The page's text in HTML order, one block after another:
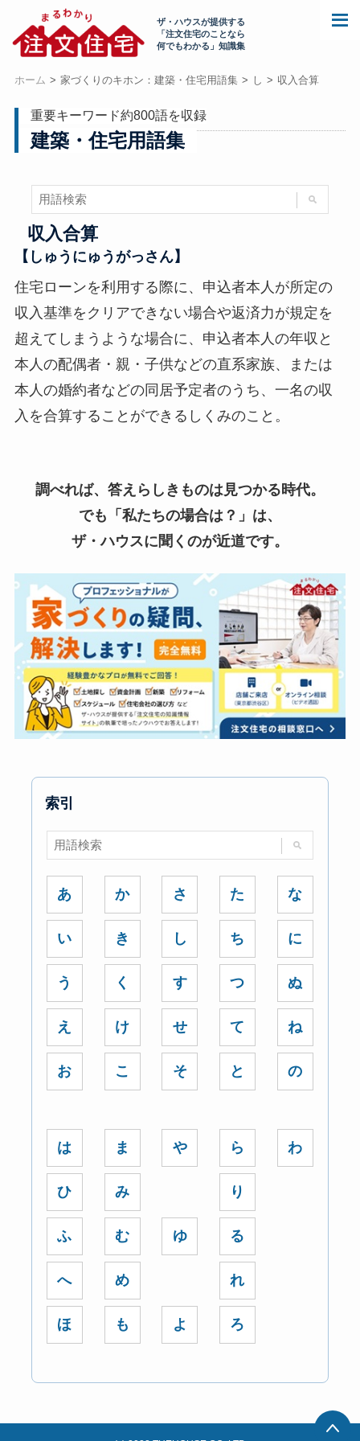
ザ・ハウスが提供する
「注文住宅のことなら
何でもわかる」知識集
ホーム 家づくりのキホン：建築・住宅用語集 し 収入合算
重要キーワード約800語を収録
建築・住宅用語集
収入合算
【しゅうにゅうがっさん】
住宅ローンを利用する際に、申込者本人が所定の
収入基準をクリアできない場合や返済力が規定を
超えてしまうような場合に、申込者本人の年収と
本人の配偶者・親・子供などの直系家族、または
本人の婚約者などの同居予定者のうち、一名の収
入を合算することができるしくみのこと。
調べれば、答えらしきものは見つかる時代。
でも「私たちの場合は？」は、
ザ・ハウスに聞くのが近道です。
索引
あ
い
う
え
お
か
き
く
け
こ
さ
し
す
せ
そ
た
ち
つ
て
と
な
に
ぬ
ね
の
は
ひ
ふ
へ
ほ
ま
み
む
め
も
や
ゆ
よ
ら
り
る
れ
ろ
わ